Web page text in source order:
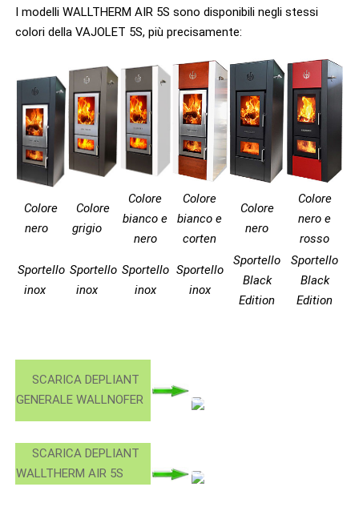
I modelli WALLTHERM AIR 5S sono disponibili negli stessi
colori della VAJOLET 5S, più precisamente:
Colore
nero
Colore
grigio
Colore
bianco e
nero
Colore
bianco e
corten
Colore
nero
Colore
nero e
rosso
Sportello
inox
Sportello
inox
Sportello
inox
Sportello
inox
Sportello
Black
Edition
Sportello
Black
Edition
SCARICA DEPLIANT
GENERALE WALLNOFER
SCARICA DEPLIANT
WALLTHERM AIR 5S